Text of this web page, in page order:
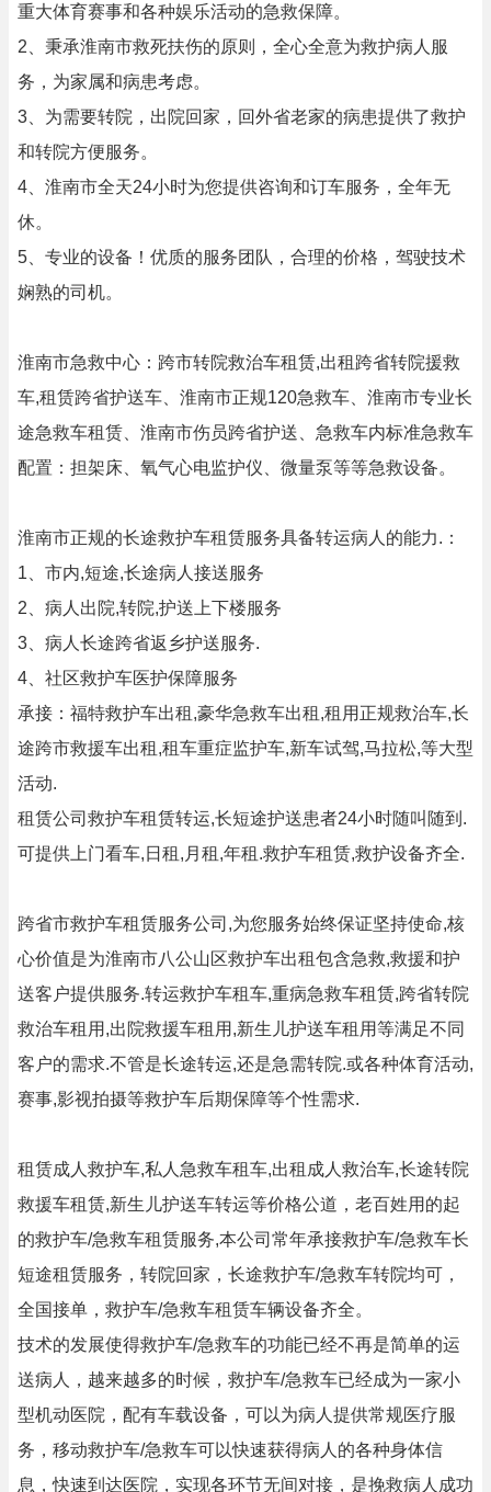
重大体育赛事和各种娱乐活动的急救保障。
2、秉承淮南市救死扶伤的原则，全心全意为救护病人服
务，为家属和病患考虑。
3、为需要转院，出院回家，回外省老家的病患提供了救护
和转院方便服务。
4、淮南市全天24小时为您提供咨询和订车服务，全年无
休。
5、专业的设备！优质的服务团队，合理的价格，驾驶技术
娴熟的司机。
淮南市急救中心：跨市转院救治车租赁,出租跨省转院援救
车,租赁跨省护送车、淮南市正规120急救车、淮南市专业长
途急救车租赁、淮南市伤员跨省护送、急救车内标准急救车
配置：担架床、氧气心电监护仪、微量泵等等急救设备。
淮南市正规的长途救护车租赁服务具备转运病人的能力.：
1、市内,短途,长途病人接送服务
2、病人出院,转院,护送上下楼服务
3、病人长途跨省返乡护送服务.
4、社区救护车医护保障服务
承接：福特救护车出租,豪华急救车出租,租用正规救治车,长
途跨市救援车出租,租车重症监护车,新车试驾,马拉松,等大型
活动.
租赁公司救护车租赁转运,长短途护送患者24小时随叫随到.
可提供上门看车,日租,月租,年租.救护车租赁,救护设备齐全.
跨省市救护车租赁服务公司,为您服务始终保证坚持使命,核
心价值是为淮南市八公山区救护车出租包含急救,救援和护
送客户提供服务.转运救护车租车,重病急救车租赁,跨省转院
救治车租用,出院救援车租用,新生儿护送车租用等满足不同
客户的需求.不管是长途转运,还是急需转院.或各种体育活动,
赛事,影视拍摄等救护车后期保障等个性需求.
租赁成人救护车,私人急救车租车,出租成人救治车,长途转院
救援车租赁,新生儿护送车转运等价格公道，老百姓用的起
的救护车/急救车租赁服务,本公司常年承接救护车/急救车长
短途租赁服务，转院回家，长途救护车/急救车转院均可，
全国接单，救护车/急救车租赁车辆设备齐全。
技术的发展使得救护车/急救车的功能已经不再是简单的运
送病人，越来越多的时候，救护车/急救车已经成为一家小
型机动医院，配有车载设备，可以为病人提供常规医疗服
务，移动救护车/急救车可以快速获得病人的各种身体信
息，快速到达医院，实现各环节无间对接，是挽救病人成功